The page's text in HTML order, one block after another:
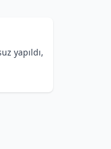
yapıldı,